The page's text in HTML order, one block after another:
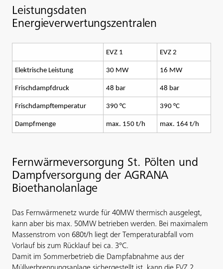
Leistungsdaten
Energieverwertungszentralen
EVZ 1 EVZ 2
Elektrische Leistung 30 MW 16 MW
Frischdampfdruck 48 bar 48 bar
Frischdampftemperatur 390 °C 390 °C
Dampfmenge max. 150 t/h max. 164 t/h
Fernwärmeversorgung St. Pölten und
Dampfversorgung der AGRANA
Bioethanolanlage
Das Fernwärmenetz wurde für 40MW thermisch ausgelegt,
kann aber bis max. 50MW betrieben werden. Bei maximalem
Massenstrom von 680t/h liegt der Temperaturabfall vom
Vorlauf bis zum Rücklauf bei ca. 3°C.
Damit im Sommerbetrieb die Dampfabnahme aus der